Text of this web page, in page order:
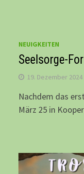
NEUIGKEITEN
Seelsorge-
19. Dezember 2024
Nachdem das
März 25 in